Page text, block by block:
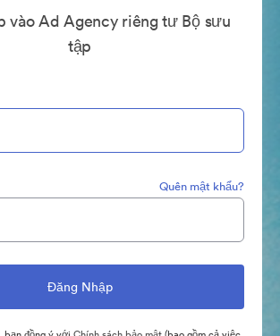
vào Ad Agency riêng tư Bộ sưu
tập
Quên mật khẩu?